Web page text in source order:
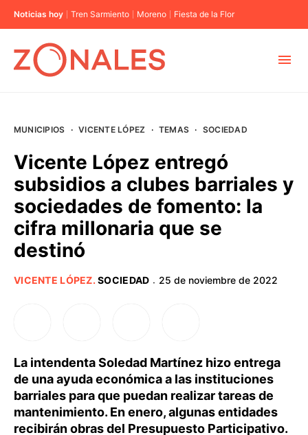
Noticias hoy Tren Sarmiento Moreno Fiesta de la Flor
BUENOS AIRES
PROVINCIAS
MUNICIPIOS · VICENTE LÓPEZ · TEMAS · SOCIEDAD
Vicente López entregó
subsidios a clubes barriales y
sociedades de fomento: la
cifra millonaria que se
destinó
VICENTE LÓPEZ.SOCIEDAD · 25 de noviembre de 2022
La intendenta Soledad Martínez hizo entrega
de una ayuda económica a las instituciones
barriales para que puedan realizar tareas de
mantenimiento. En enero, algunas entidades
recibirán obras del Presupuesto Participativo.